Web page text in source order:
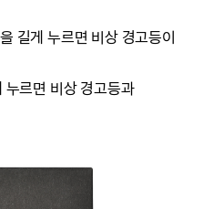
길게 누르면 비상 경고등이
누르면 비상 경고등과